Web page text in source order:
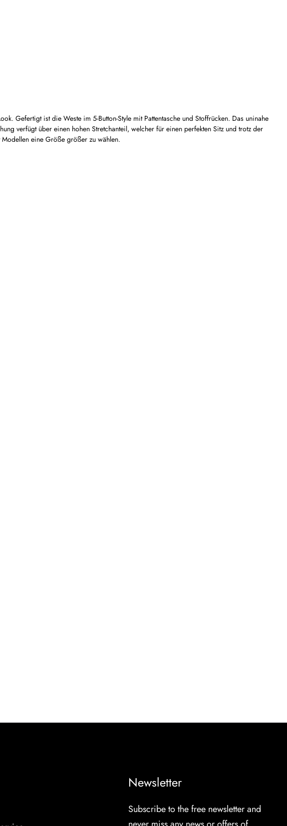
Gefertigt ist die Weste im 5-Button-Style mit Pattentasche und Stoffrücken. Das uninahe
verfügt über einen hohen Stretchanteil, welcher für einen perfekten Sitz und trotz der
eine Größe größer zu wählen.
Newsletter
Subscribe to the free newsletter and